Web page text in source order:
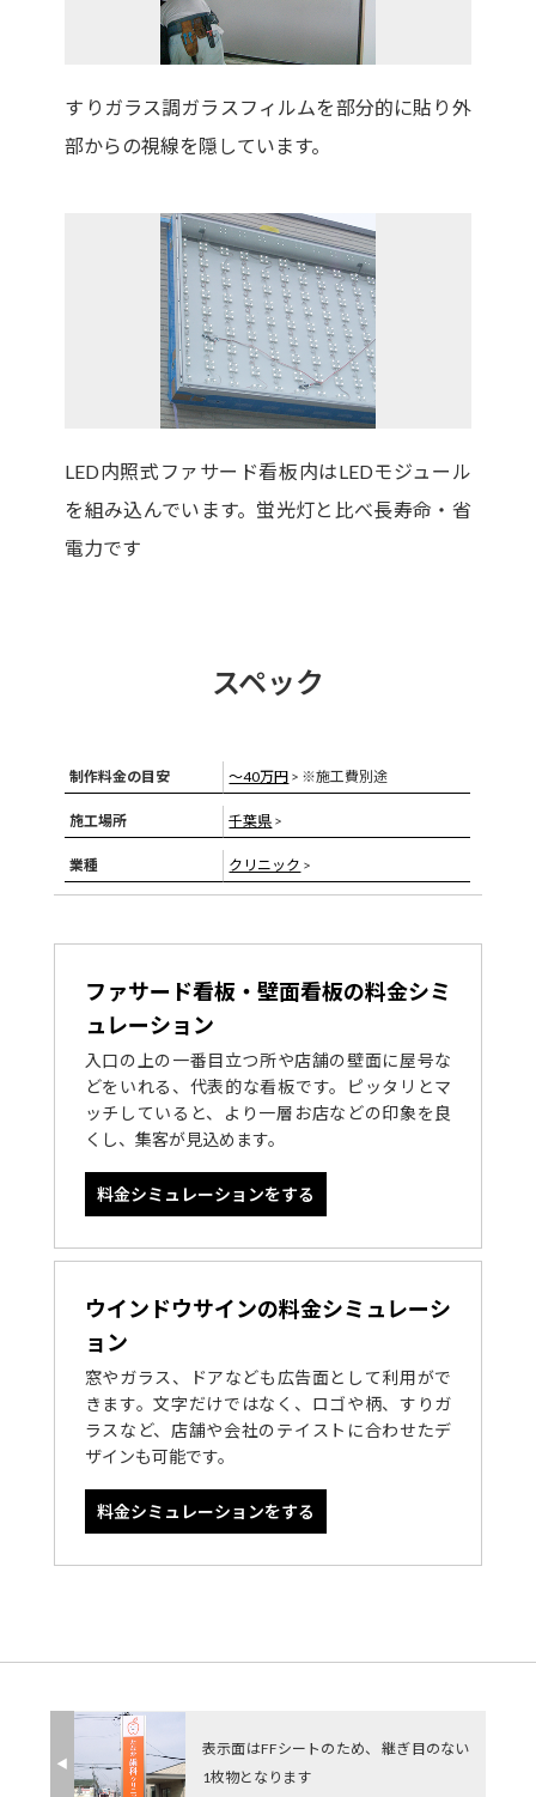
すりガラス調ガラスフィルムを部分的に貼り外
部からの視線を隠しています。
LED内照式ファサード看板内はLEDモジュール
を組み込んでいます。蛍光灯と比べ長寿命・省
電力です
スペック
制作料金の目安 〜40万円 > ※施工費別途
施工場所 千葉県 >
業種 クリニック >
ファサード看板・壁面看板の料金シミ
ュレーション
入口の上の一番目立つ所や店舗の壁面に屋号な
どをいれる、代表的な看板です。ピッタリとマ
ッチしていると、より一層お店などの印象を良
くし、集客が見込めます。
料金シミュレーションをする
ウインドウサインの料金シミュレーシ
ョン
窓やガラス、ドアなども広告面として利用がで
きます。文字だけではなく、ロゴや柄、すりガ
ラスなど、店舗や会社のテイストに合わせたデ
ザインも可能です。
料金シミュレーションをする
◀︎
表示面はFFシートのため、 継ぎ目のない
1枚物となります